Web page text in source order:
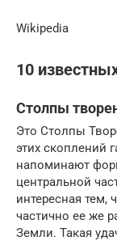
Wikipedia
10
Столпы
Это Столпы
этих скоплений
напоминают
центральной
интересная тем,
частично ее же
Земли. Такая